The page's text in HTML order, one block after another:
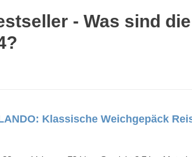
- Was sind
Klassische Weichgepäck